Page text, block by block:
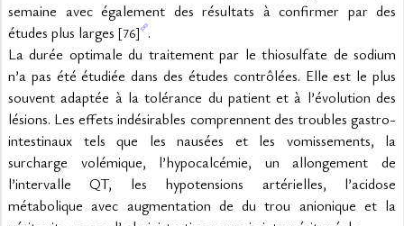
semaine avec également des résultats à confirmer par des
études plus larges [76] .
La durée optimale du traitement par le thiosulfate de sodium
n’a pas été étudiée dans des études contrôlées. Elle est le plus
souvent adaptée à la tolérance du patient et à l’évolution des
lésions. Les effets indésirables comprennent des troubles gastro-
intestinaux tels que les nausées et les vomissements, la
surcharge volémique, l’hypocalcémie, un allongement de
l’intervalle QT, les hypotensions artérielles, l’acidose
métabolique avec augmentation de du trou anionique et la